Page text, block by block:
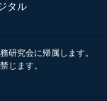
タル
研究会に帰属します。
じます。